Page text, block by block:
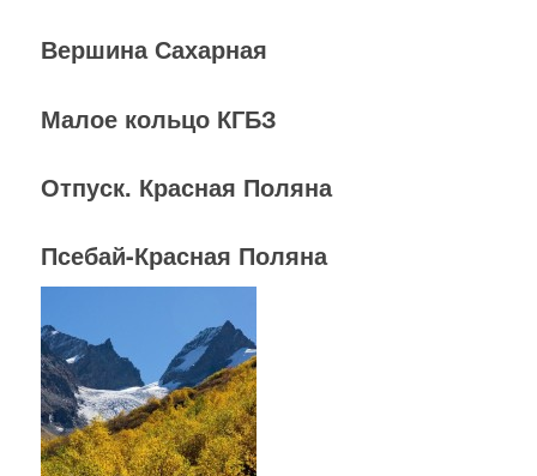
Вершина Сахарная
Малое кольцо КГБЗ
Отпуск. Красная Поляна
Псебай-Красная Поляна